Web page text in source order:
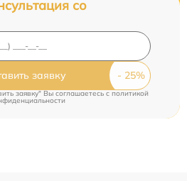
со
заявку
заявку" Вы соглашаетесь cполитикой